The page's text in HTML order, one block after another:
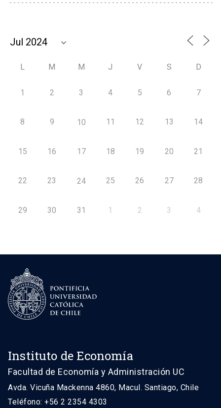
L M M J V S D
1 2 3 4 5 6 7
8 9 10 11 12 13 14
15 16 17 18 19 20 21
22 23 24 25 26 27 28
29 30 31 1 2 3 4
Instituto de Economía
Facultad de Economía y Administración UC
Avda. Vicuña Mackenna 4860, Macul. Santiago, Chile
Teléfono: +56 2 2354 4303